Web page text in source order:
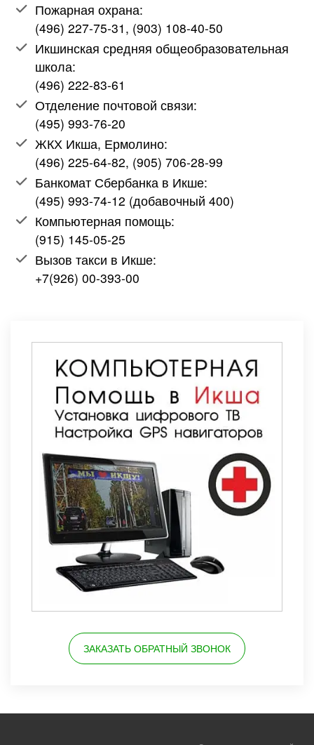
Пожарная охрана:
(496) 227-75-31, (903) 108-40-50
Икшинская средняя общеобразовательная
школа:
(496) 222-83-61
Отделение почтовой связи:
(495) 993-76-20
ЖКХ Икша, Ермолино:
(496) 225-64-82, (905) 706-28-99
Банкомат Сбербанка в Икше:
(495) 993-74-12 (добавочный 400)
Компьютерная помощь:
(915) 145-05-25
Вызов такси в Икше:
+7(926) 00-393-00
ЗАКАЗАТЬ ОБРАТНЫЙ ЗВОНОК